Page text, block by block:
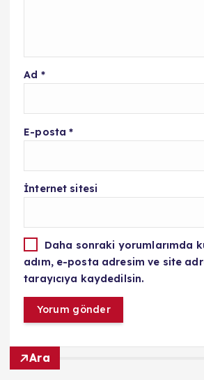
Ad *
E-posta*
İnternet sitesi
Daha sonraki yorumlarımda
adım, e-posta adresim ve site
tarayıcıya kaydedilsin.
Ara